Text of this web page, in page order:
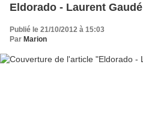
Eldorado - Laurent Gaudé
Publié le 21/10/2012 à 15:03
Par Marion